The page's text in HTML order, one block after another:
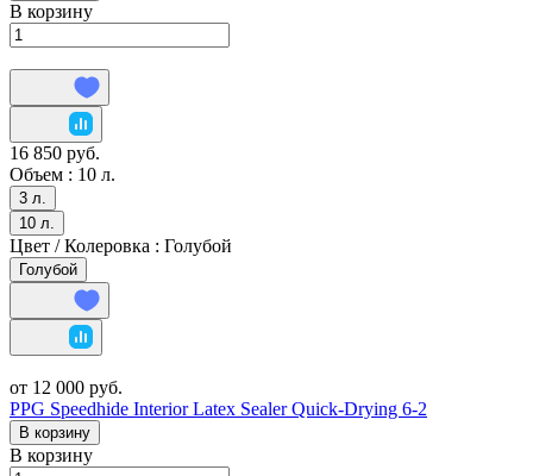
В корзину
16 850 руб.
Объем : 10 л.
3 л.
10 л.
Цвет / Колеровка : Голубой
Голубой
от 12 000 руб.
PPG Speedhide Interior Latex Sealer Quick-Drying 6-2
В корзину
В корзину